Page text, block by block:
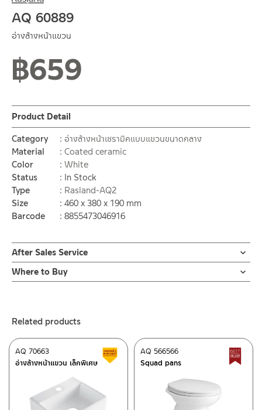
AQ 60889
อ่างล้างหน้าแขวน
฿659
Product Detail
Category
อ่างล้างหน้าเซรามิคแบบแขวนขนาดกลาง
Material
Coated ceramic
Color
White
Status
In Stock
Type
Rasland-AQ2
Size
460 x 380 x 190 mm
Barcode
8855473046916
After Sales Service
Online Platform
– Email: contact@charnpaiboon.com
After Sales Service Center – Bangkok
Where to Buy
– Shopee
–Lazada
ติดต่อพนักงานขาย / Contact Sales Staff
@charnpaiboon.sales
Related products
อ่างล้างหน้าแขวน เล็กพิเศษ
AQ 70663 Clearance sale
Squad pans
AQ 566566